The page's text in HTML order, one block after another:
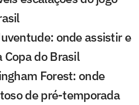
onde assistir e
Copa do Brasil
Forest: onde
de pré-temporada